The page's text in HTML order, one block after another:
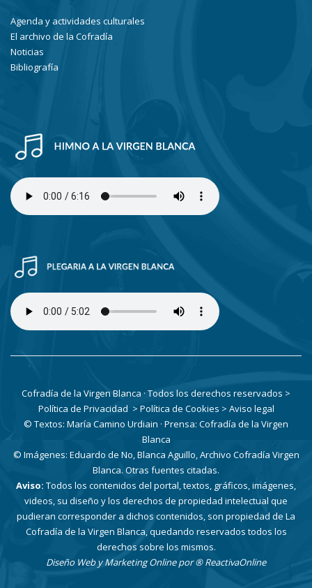
Agenda y actividades culturales
El archivo de la Cofradía
Noticias
Bibliografía
Cofradía de la Virgen Blanca · Todos los derechos reservados >
Política de Privacidad > Política de Cookies > Aviso legal
© Textos: María Camino Urdiain · Prensa: Cofradía de la Virgen
Blanca
© Imágenes: Eduardo de No, Blanca Aguillo, Archivo Cofradía Virgen
Blanca. Otras fuentes citadas.
Aviso: Todos los contenidos del portal, textos, gráficos, imágenes,
videos, su diseño y los derechos de propiedad intelectual que
pudieran corresponder a dichos contenidos, son propiedad de La
Cofradía de la Virgen Blanca, quedando reservados todos los
derechos sobre los mismos.
Diseño Web y Marketing Online por® ReactivaOnline